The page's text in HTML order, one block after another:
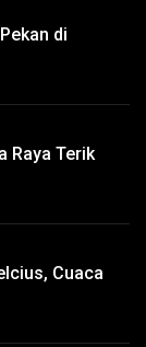
di
Raya Terik
Cuaca